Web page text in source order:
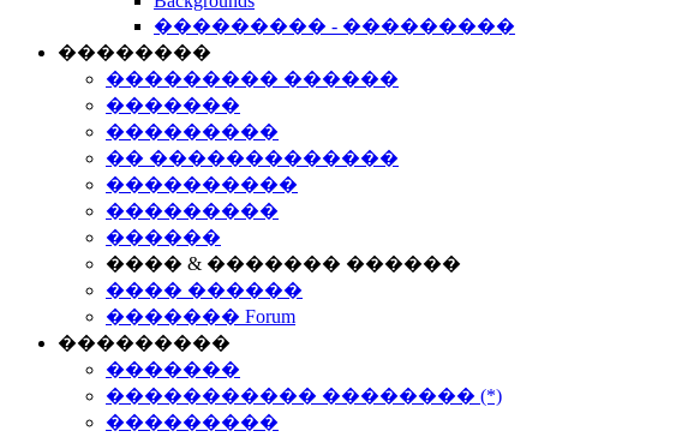
��������� - ���������
��������
��������� ������
�������
���������
�� �������������
����������
���������
������
���� & ������� ������
���� ������
������� Forum
���������
�������
����������� �������� (*)
���������